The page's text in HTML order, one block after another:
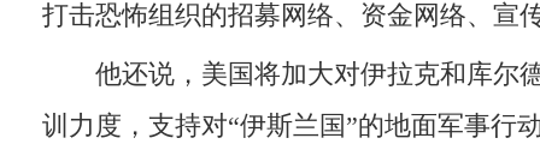
打击恐怖组织的招募网络、资金网络、宣
他还说，美国将加大对伊拉克和库尔
训力度，支持对“伊斯兰国”的地面军事行